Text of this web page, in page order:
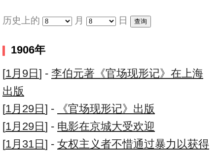
历史上的 月 日
1906年
[1月9日 ] - 李伯元著《官场现形记》在上海
出版
[1月29日 ] -
《官场现形记》出版
[1月29日 ] - 电影在京城大受欢迎
[1月31日 ] - 女权主义者不惜通过暴力以获得